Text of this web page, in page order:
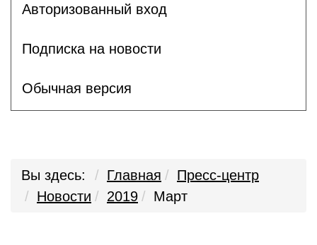
Авторизованный вход
Подписка на новости
Обычная версия
Вы здесь: Главная
Пресс-центр
Новости
2019 Март